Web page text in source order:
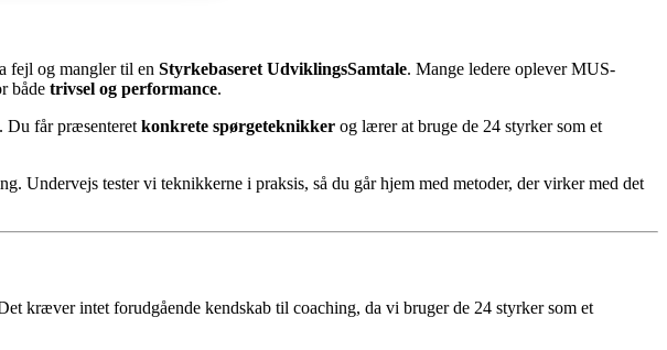
fejl og mangler til en Styrkebaseret UdviklingsSamtale. Mange ledere oplever MUS-
både trivsel og performance.
Du får præsenteret konkrete spørgeteknikker og lærer at bruge de 24 styrker som et
Undervejs tester vi teknikkerne i praksis, så du går hjem med metoder, der virker med det
kræver intet forudgående kendskab til coaching, da vi bruger de 24 styrker som et